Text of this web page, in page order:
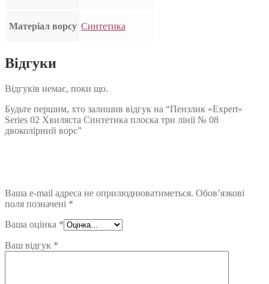
Матеріал ворсу Синтетика
Відгуки
Відгуків немає, поки що.
Будьте першим, хто залишив відгук на “Пензлик «Expert»
Series 02 Хвиляста Синтетика плоска три лінії № 08
двоколірний ворс”
Ваша e-mail адреса не оприлюднюватиметься. Обов’язкові
поля позначені *
Ваша оцінка *
Ваш відгук *